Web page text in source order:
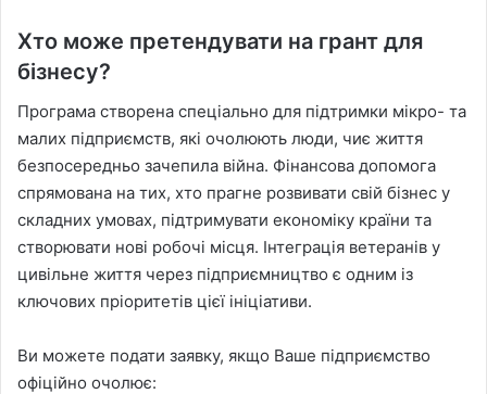
Хто може претендувати на грант для
бізнесу?
Програма створена спеціально для підтримки мікро- та
малих підприємств, які очолюють люди, чиє життя
безпосередньо зачепила війна. Фінансова допомога
спрямована на тих, хто прагне розвивати свій бізнес у
складних умовах, підтримувати економіку країни та
створювати нові робочі місця. Інтеграція ветеранів у
цивільне життя через підприємництво є одним із
ключових пріоритетів цієї ініціативи.
Ви можете подати заявку, якщо Ваше підприємство
офіційно очолює: